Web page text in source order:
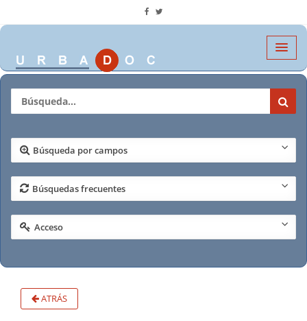
Búsqueda por campos
Búsquedas frecuentes
Acceso
ATRÁS